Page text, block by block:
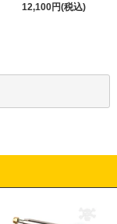
12,100円(税込)